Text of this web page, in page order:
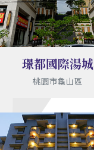
璟都國際湯城
桃園市龜山區